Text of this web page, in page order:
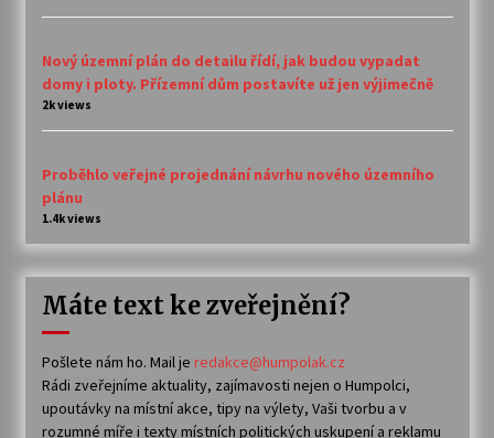
Nový územní plán do detailu řídí, jak budou vypadat
domy i ploty. Přízemní dům postavíte už jen výjimečně
2k views
Proběhlo veřejné projednání návrhu nového územního
plánu
1.4k views
Máte text ke zveřejnění?
Pošlete nám ho. Mail je redakce@humpolak.cz
Rádi zveřejníme aktuality, zajímavosti nejen o Humpolci,
upoutávky na místní akce, tipy na výlety, Vaši tvorbu a v
rozumné míře i texty místních politických uskupení a reklamu